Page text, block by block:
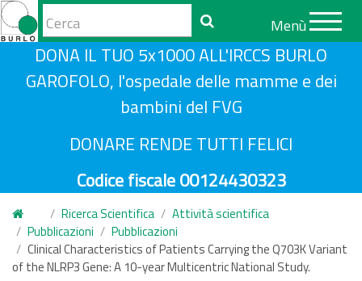
Form
di
ricerca
Cerca
DONA IL TUO 5x1000 ALL'IRCCS BURLO
GAROFOLO, l'ospedale delle mamme e dei
bambini del FVG
DONARE RENDE TUTTI FELICI
Codice fiscale 00124430323
Menù
Ricerca Scientifica
Attività scientifica
Pubblicazioni
Pubblicazioni
Clinical Characteristics of Patients Carrying the Q703K Variant
of the NLRP3 Gene: A 10-year Multicentric National Study.